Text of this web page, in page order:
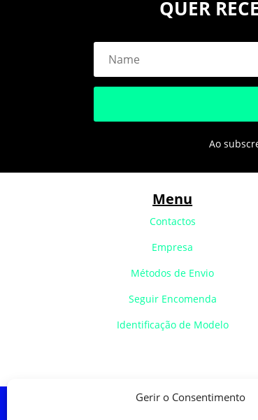
Gerir o Consentimento
QUER
Ao
Menu
Contactos
Empresa
Métodos de Envio
Seguir Encomenda
Identificação de Modelo